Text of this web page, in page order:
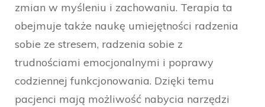
zmian w myśleniu i zachowaniu. Terapia ta
obejmuje także naukę umiejętności radzenia
sobie ze stresem, radzenia sobie z
trudnościami emocjonalnymi i poprawy
codziennej funkcjonowania. Dzięki temu
pacjenci mają możliwość nabycia narzędzi